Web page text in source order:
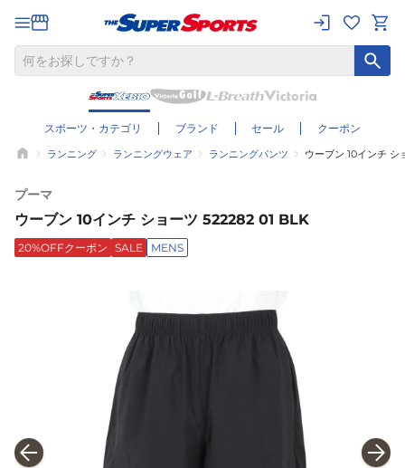
スポーツ・カテゴリ ブランド セール クーポン
ランニング ランニングウェア ランニングパンツ ウーブン 10インチ シ
プーマ
ウーブン 10インチ ショーツ 522282 01 BLK
20%OFFクーポン SALE MENS